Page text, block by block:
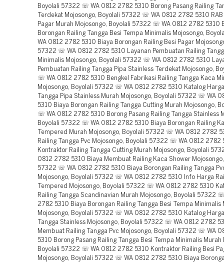
Boyolali 57322 ☏ WA 0812 2782 5310 Borong Pasang Railing
Terdekat Mojosongo, Boyolali 57322 ☏ WA 0812 2782 5310 RAB
Pagar Murah Mojosongo, Boyolali 57322 ☏ WA 0812 2782 5310
Borongan Railing Tangga Besi Tempa Minimalis Mojosongo,
WA 0812 2782 5310 Biaya Borongan Railing Besi Pagar
57322 ☏ WA 0812 2782 5310 Layanan Pembuatan Railing
Minimalis Mojosongo, Boyolali 57322 ☏ WA 0812 2782 5310
Pembuatan Railing Tangga Pipa Stainless Terdekat Mojosongo,
☏ WA 0812 2782 5310 Bengkel Fabrikasi Railing Tangga Kaca
Mojosongo, Boyolali 57322 ☏ WA 0812 2782 5310 Katalog
Tangga Pipa Stainless Murah Mojosongo, Boyolali 57322 ☏ WA
5310 Biaya Borongan Railing Tangga Cutting Murah Mojosongo,
☏ WA 0812 2782 5310 Borong Pasang Railing Tangga Stainless
Boyolali 57322 ☏ WA 0812 2782 5310 Biaya Borongan Railing
Tempered Murah Mojosongo, Boyolali 57322 ☏ WA 0812 2782
Railing Tangga Pvc Mojosongo, Boyolali 57322 ☏ WA 0812 2782
Kontraktor Railing Tangga Cutting Murah Mojosongo, Boyolali
0812 2782 5310 Biaya Membuat Railing Kaca Shower
57322 ☏ WA 0812 2782 5310 Biaya Borongan Railing Tangga
Mojosongo, Boyolali 57322 ☏ WA 0812 2782 5310 Info Harga
Tempered Mojosongo, Boyolali 57322 ☏ WA 0812 2782 5310
Railing Tangga Scandinavian Murah Mojosongo, Boyolali 57322
2782 5310 Biaya Borongan Railing Tangga Besi Tempa Minimalis
Mojosongo, Boyolali 57322 ☏ WA 0812 2782 5310 Katalog
Tangga Stainless Mojosongo, Boyolali 57322 ☏ WA 0812 2782
Membuat Railing Tangga Pvc Mojosongo, Boyolali 57322 ☏ WA
5310 Borong Pasang Railing Tangga Besi Tempa Minimalis Murah
Boyolali 57322 ☏ WA 0812 2782 5310 Kontraktor Railing Besi
Mojosongo, Boyolali 57322 ☏ WA 0812 2782 5310 Biaya